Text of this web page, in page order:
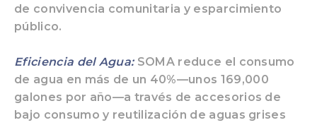
de convivencia comunitaria y esparcimiento
público.
Eficiencia del Agua:SOMA reduce el consumo
de agua en más de un 40%—unos 169,000
galones por año—a través de accesorios de
bajo consumo y reutilización de aguas grises